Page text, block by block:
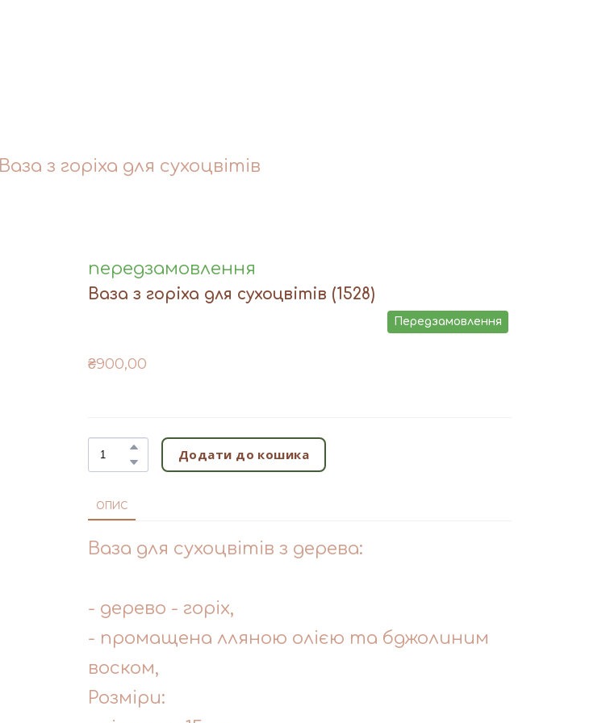
Ваза з горіха для сухоцвітів
передзамовлення
Ваза з горіха для сухоцвітів (1528)
Передзамовлення
₴900,00
Додати до кошика
ОПИС
Ваза для сухоцвітів з дерева:
- дерево - горіх,
- промащена лляною олією та бджолиним
воском,
Розміри: